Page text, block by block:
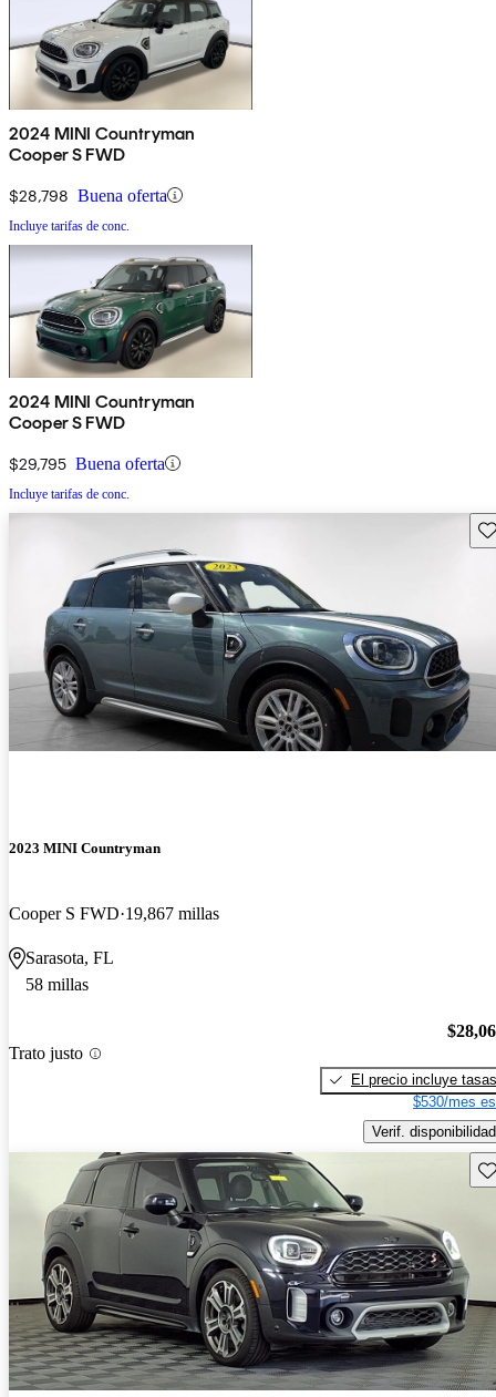
2024 MINI Countryman
Cooper S FWD
$28,798 Buena oferta
Incluye tarifas de conc.
2024 MINI Countryman
Cooper S FWD
$29,795 Buena oferta
Incluye tarifas de conc.
2023 MINI Countryman
Cooper S FWD 19,867 millas
Sarasota, FL
58 millas
Trato justo
El precio incluye tasas
$530/mes
Verif. disponibilidad